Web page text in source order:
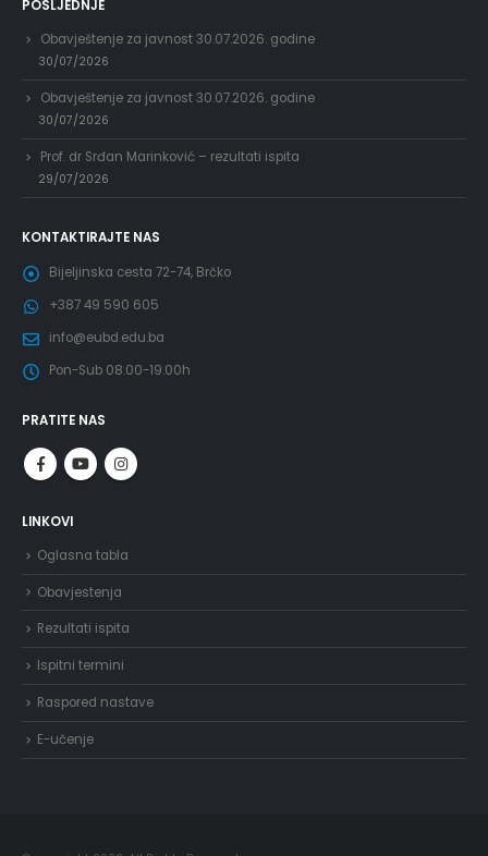
POSLJEDNJE
Obavještenje za javnost 30.07.2026. godine
30/07/2026
Obavještenje za javnost 30.07.2026. godine
30/07/2026
Prof. dr Srđan Marinković – rezultati ispita
29/07/2026
KONTAKTIRAJTE NAS
Bijeljinska cesta 72-74, Brčko
+387 49 590 605
info@eubd.edu.ba
Pon-Sub 08.00-19.00h
PRATITE NAS
LINKOVI
Oglasna tabla
Obavjestenja
Rezultati ispita
Ispitni termini
Raspored nastave
E-učenje